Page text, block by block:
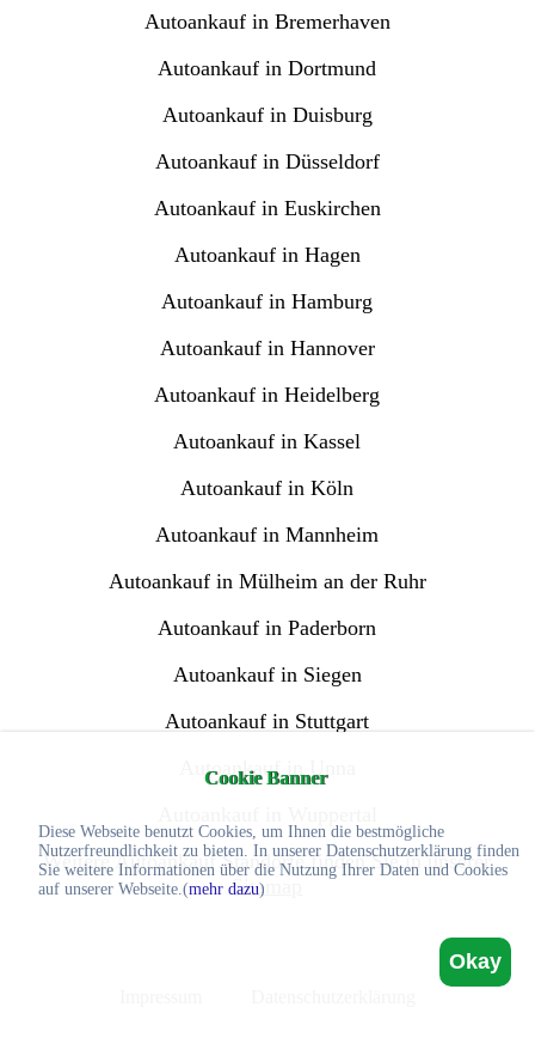
Cookie Banner
Diese Webseite benutzt Cookies, um Ihnen die bestmögliche
Nutzerfreundlichkeit zu bieten. In unserer Datenschutzerklärung finden
Sie weitere Informationen über die Nutzung Ihrer Daten und Cookies
auf unserer Webseite.(mehr dazu)
Okay
Autoankauf in Bremerhaven
Autoankauf in Dortmund
Autoankauf in Duisburg
Autoankauf in Düsseldorf
Autoankauf in Euskirchen
Autoankauf in Hagen
Autoankauf in Hamburg
Autoankauf in Hannover
Autoankauf in Heidelberg
Autoankauf in Kassel
Autoankauf in Köln
Autoankauf in Mannheim
Autoankauf in Mülheim an der Ruhr
Autoankauf in Paderborn
Autoankauf in Siegen
Autoankauf in Stuttgart
Autoankauf in Unna
Weitere Autoankauf Standorte finden Sie in unserer
Sitemap